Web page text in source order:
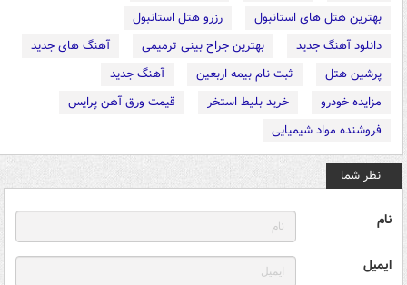
بهترین هتل های استانبول
رزرو هتل استانبول
دانلود آهنگ جدید
بهترین جراح بینی ترمیمی
آهنگ های جدید
پرشین هتل
ثبت نام بیمه اربعین
آهنگ جدید
مزایده خودرو
خرید بلیط استخر
قیمت ورق آهن پرایس
فروشنده مواد شیمیایی
نظر شما
نام
ایمیل